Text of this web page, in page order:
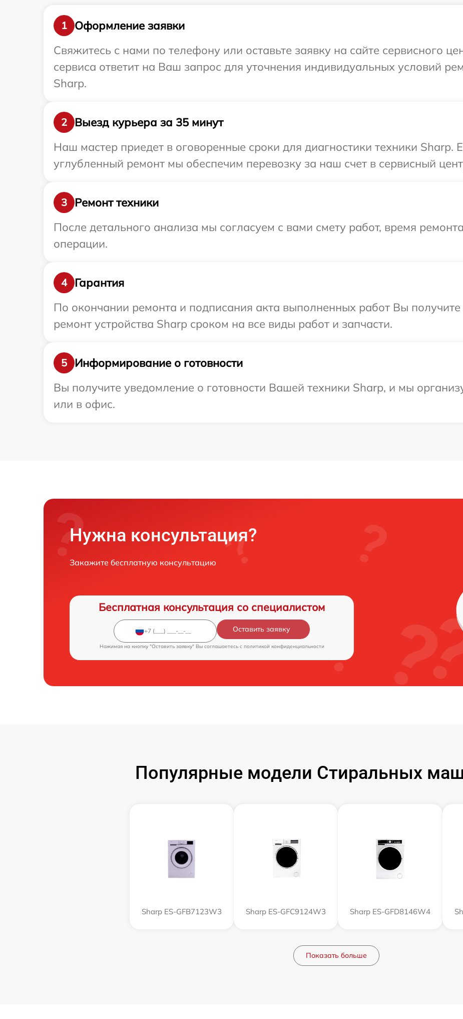
1
Оформление заявки
Свяжитесь с нами по телефону или оставьте заявку на сайте сервисного
сервиса ответит на Ваш запрос для уточнения индивидуальных условий
Sharp.
2
Выезд курьера за 35 минут
Наш мастер приедет в оговоренные сроки для диагностики техники Sharp.
углубленный ремонт мы обеспечим перевозку за наш счет в сервисный
3
Ремонт техники
После детального анализа мы согласуем с вами смету работ, время
операции.
4
Гарантия
По окончании ремонта и подписания акта выполненных работ Вы
ремонт устройства Sharp сроком на все виды работ и запчасти.
5
Информирование о готовности
Вы получите уведомление о готовности Вашей техники Sharp, и мы
или в офис.
Нужна консультация?
Закажите бесплатную консультацию
Бесплатная консультация со специалистом
Оставить заявку
Нажимая на кнопку "Оставить заявку" Вы соглашаетесь c политикой конфиденциальности
Популярные модели Стиральных
Sharp ES-GFB7123W3 Sharp ES-GFC9124W3 Sharp ES-GFD8146W4
Показать больше